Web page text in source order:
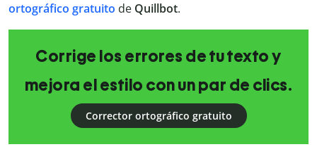
ortográfico gratuito de Quillbot.
Corrige los errores de tu texto y
mejora el estilo con un par de clics.
Corrector ortográfico gratuito